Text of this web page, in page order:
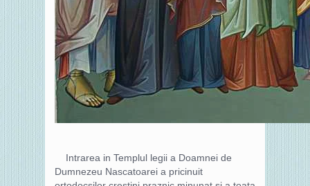
Intrarea in Templul legii a Doamnei de
Dumnezeu Nascatoarei a pricinuit